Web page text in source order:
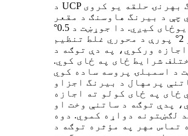
د UCP بیرنگ بهرنۍ حلقه یو کروی
چې د بیرنگ هاوسنګ د مقعر
سطحې سره یوځای کیږي. دا جوړښت د 0.5°
څخه تر 2° پورې د محوري غلط تنظیم
ورکوي، په دې توګه د
شرایط ځای په ځای کوي.
د اسمبلۍ پروسه ساده کوي
پرمهال د بیرنگ اجزاو
ځای په ځای کولو ته اجازه
پدې توګه د ساتنې وخت او
لګښتونه دواړه کموي. دوه
تماس مهر په مؤثره توګه د